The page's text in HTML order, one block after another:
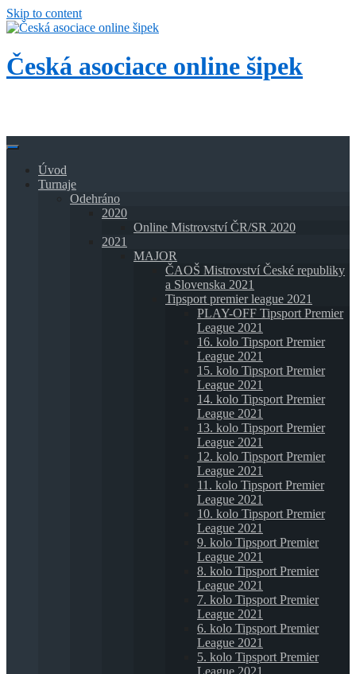
Skip to content
Česká asociace online šipek
Úvod
Turnaje
Odehráno
2020
Online Mistrovství ČR/SR 2020
2021
MAJOR
ČAOŠ Mistrovství České republiky
a Slovenska 2021
Tipsport premier league 2021
PLAY-OFF Tipsport Premier
League 2021
16. kolo Tipsport Premier
League 2021
15. kolo Tipsport Premier
League 2021
14. kolo Tipsport Premier
League 2021
13. kolo Tipsport Premier
League 2021
12. kolo Tipsport Premier
League 2021
11. kolo Tipsport Premier
League 2021
10. kolo Tipsport Premier
League 2021
9. kolo Tipsport Premier
League 2021
8. kolo Tipsport Premier
League 2021
7. kolo Tipsport Premier
League 2021
6. kolo Tipsport Premier
League 2021
5. kolo Tipsport Premier
League 2021